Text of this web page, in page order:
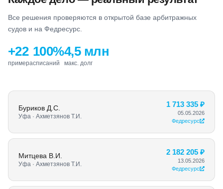
Все решения проверяются в открытой базе арбитражных
судов и на Федресурс.
+22
примера
100%
списаний
4,5 млн
макс. долг
Буриков Д.С.
Уфа · Ахметзянов Т.И.
1 713 335 ₽
05.05.2026
Федресурс
Митцева В.И.
Уфа · Ахметзянов Т.И.
2 182 205 ₽
13.05.2026
Федресурс